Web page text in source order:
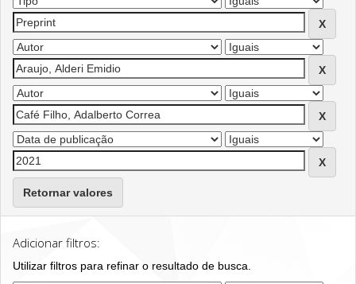
Retornar valores
Adicionar filtros:
Utilizar filtros para refinar o resultado de busca.